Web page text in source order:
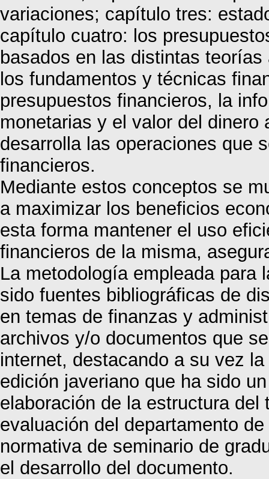
variaciones; capítulo tres:
capítulo cuatro: los
basados en las distintas
los fundamentos y técnicas
presupuestos financieros, la
monetarias y el valor del
desarrolla las operaciones que
financieros.
Mediante estos conceptos se
a maximizar los beneficios
esta forma mantener el uso
financieros de la misma,
La metodología empleada para
sido fuentes bibliográficas de
en temas de finanzas y
archivos y/o documentos que
internet, destacando a su vez
edición javeriano que ha sido
elaboración de la estructura
evaluación del departamento
normativa de seminario de
el desarrollo del documento.